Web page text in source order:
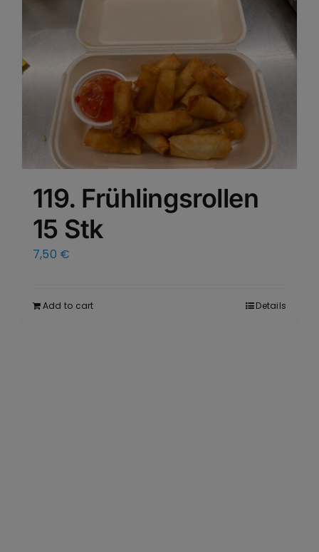
119. Frühlingsrollen
15 Stk
7,50 €
Add to cart Details